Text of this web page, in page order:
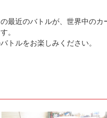
最近のバトルが、世界中のカ
。
トルをお楽しみください。